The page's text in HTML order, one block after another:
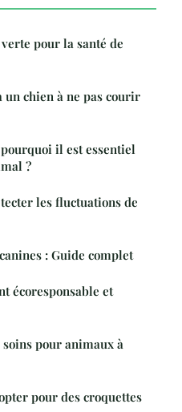
pour la santé de
un chien à ne pas courir
il est essentiel
?
les fluctuations de
: Guide complet
écoresponsable et
pour animaux à
pour des croquettes